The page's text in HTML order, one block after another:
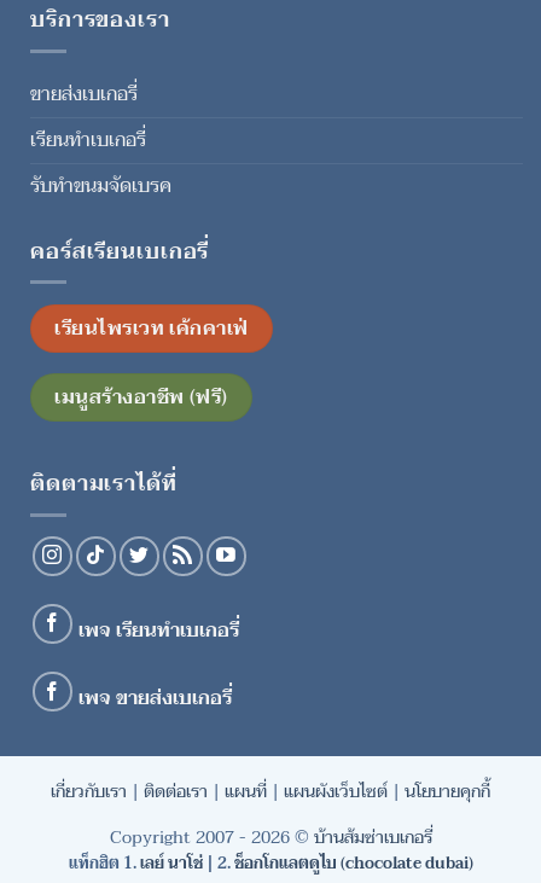
บริการของเรา
ขายส่งเบเกอรี่
เรียนทำเบเกอรี่
รับทำขนมจัดเบรค
คอร์สเรียนเบเกอรี่
เรียนไพรเวท เค้กคาเฟ่
เมนูสร้างอาชีพ (ฟรี)
ติดตามเราได้ที่
เพจ เรียนทำเบเกอรี่
เพจ ขายส่งเบเกอรี่
เกี่ยวกับเรา | ติดต่อเรา | แผนที่ | แผนผังเว็บไซต์ | นโยบายคุกกี้
Copyright 2007 - 2026 © บ้านส้มซ่าเบเกอรี่
แท็กฮิต 1.เลย์ นาโช่| 2.ช็อกโกแลตดูไบ (chocolate dubai)